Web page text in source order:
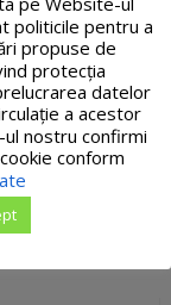
termen
119 kB
Local
politicile pentru a
propuse de
protecția
datelor
a acestor
nostru confirmi
conform